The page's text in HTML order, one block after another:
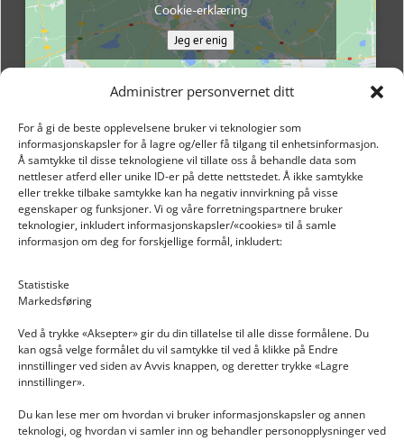
Administrer personvernet ditt
For å gi de beste opplevelsene bruker vi teknologier som
informasjonskapsler for å lagre og/eller få tilgang til enhetsinformasjon.
Å samtykke til disse teknologiene vil tillate oss å behandle data som
nettleser atferd eller unike ID-er på dette nettstedet. Å ikke samtykke
eller trekke tilbake samtykke kan ha negativ innvirkning på visse
egenskaper og funksjoner. Vi og våre forretningspartnere bruker
teknologier, inkludert informasjonskapsler/«cookies» til å samle
informasjon om deg for forskjellige formål, inkludert:
Statistiske
Markedsføring
Ved å trykke «Aksepter» gir du din tillatelse til alle disse formålene. Du
kan også velge formålet du vil samtykke til ved å klikke på Endre
innstillinger ved siden av Avvis knappen, og deretter trykke «Lagre
innstillinger».
Du kan lese mer om hvordan vi bruker informasjonskapsler og annen
teknologi, og hvordan vi samler inn og behandler personopplysninger ved
Cookie-erklæring
Jeg er enig
INFORMASJON